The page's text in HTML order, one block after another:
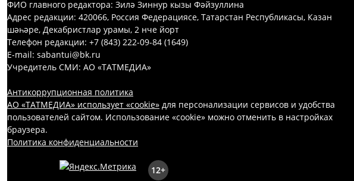
ФИО главного редактора: Зилә Зиннур кызы Фәйзуллина
Адрес редакции: 420066, Россия Федерациясе, Татарстан Республикасы, Казан
шәһәре, Декабристлар урамы, 2 нче йорт
Телефон редакции: +7 (843) 222-09-84 (1649)
E-mail: sabantui@bk.ru
Учредитель СМИ: АО «ТАТМЕДИА»
Антикоррупционная политика
АО «ТАТМЕДИА» использует «cookie» для персонализации сервисов и удобства
пользователей сайтом. Использование «cookie» можно отменить в настройках
браузера.
Политика конфиденциальности
12+